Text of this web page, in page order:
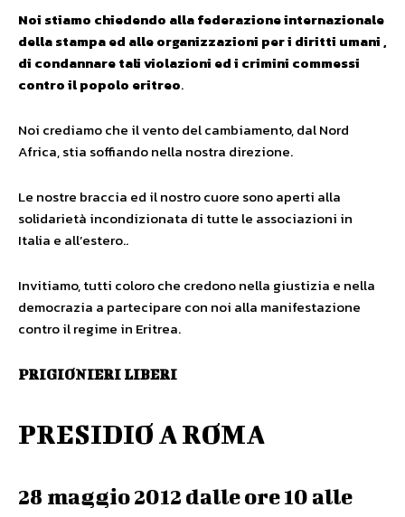
Noi stiamo chiedendo alla federazione internazionale
della stampa ed alle organizzazioni per i diritti umani ,
di condannare tali violazioni ed i crimini commessi
contro il popolo eritreo.
Noi crediamo che il vento del cambiamento, dal Nord
Africa, stia soffiando nella nostra direzione.
Le nostre braccia ed il nostro cuore sono aperti alla
solidarietà incondizionata di tutte le associazioni in
Italia e all’estero..
Invitiamo, tutti coloro che credono nella giustizia e nella
democrazia a partecipare con noi alla manifestazione
contro il regime in Eritrea.
PRIGIONIERI LIBERI
PRESIDIO A ROMA
28 maggio 2012 dalle ore 10 alle